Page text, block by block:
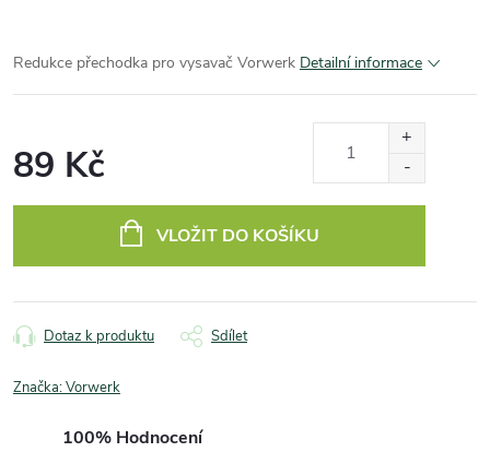
Redukce přechodka pro vysavač Vorwerk Detailní informace
89 Kč
VLOŽIT DO KOŠÍKU
Dotaz k produktu Sdílet
Značka:Vorwerk
100% Hodnocení